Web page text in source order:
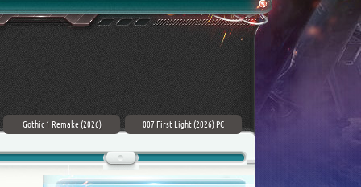
Gothic 1 Remake (2026) 007 First Light (2026) PC
ZERO PARADES: For Dead Spies